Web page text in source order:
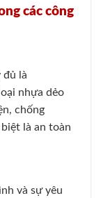
các công
đủ là
nhựa dẻo
chống
là an toàn
và sự yêu